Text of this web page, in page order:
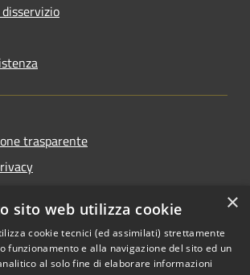
trasparente
di accessibilità
×
sito web utilizza cookie
cookie tecnici (ed assimilati) strettamente
funzionamento e alla navigazione del sito ed un
al solo fine di elaborare informazioni